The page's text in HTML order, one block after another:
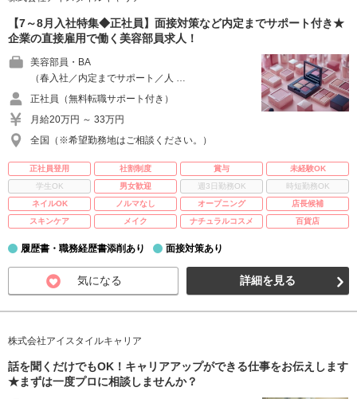
【7～8月入社特集◆正社員】面接対策など内定までサポート付き★
企業の直接雇用で働く美容部員求人！
美容部員・BA
（春入社／内定までサポート／人 …
正社員（無料転職サポート付き）
月給20万円 ～ 33万円
全国（※希望勤務地はご相談ください。）
正社員登用 社割制度 賞与
未経験OK
学生OK
男女歓迎 週3日勤務OK
時短勤務OK
ネイルOK
ノルマなし オープニング
店長候補
スキンケア
メイク ナチュラルコスメ 百貨店
履歴書・職務経歴書添削あり 面接対策あり
気になる 詳細を見る
株式会社アイスタイルキャリア
話を聞くだけでもOK！キャリアアップができる仕事をお伝えします
★まずは一度プロに相談しませんか？